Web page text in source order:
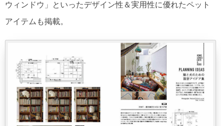
ウィンドウ」といったデザイン性＆実用性に優れたペット
アイテムも掲載。